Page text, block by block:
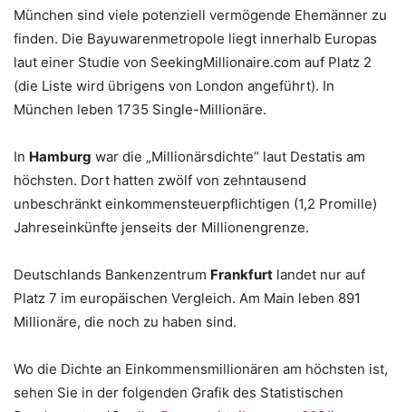
München sind viele potenziell vermögende Ehemänner zu
finden. Die Bayuwarenmetropole liegt innerhalb Europas
laut einer Studie von SeekingMillionaire.com auf Platz 2
(die Liste wird übrigens von London angeführt). In
München leben 1735 Single-Millionäre.
In Hamburg war die „Millionärsdichte“ laut Destatis am
höchsten. Dort hatten zwölf von zehntausend
unbeschränkt einkommensteuerpflichtigen (1,2 Promille)
Jahreseinkünfte jenseits der Millionengrenze.
Deutschlands Bankenzentrum Frankfurt landet nur auf
Platz 7 im europäischen Vergleich. Am Main leben 891
Millionäre, die noch zu haben sind.
Wo die Dichte an Einkommensmillionären am höchsten ist,
sehen Sie in der folgenden Grafik des Statistischen